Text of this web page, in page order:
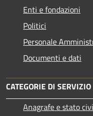
Enti e fondazioni
Politici
Personale
Documenti e dati
CATEGORIE DI SERVIZIO
Anagrafe e stato